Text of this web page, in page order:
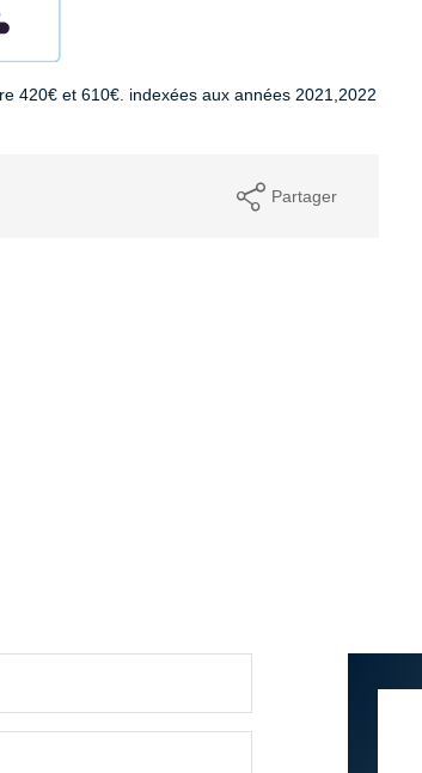
420€ et 610€. indexées aux années 2021,2022
Partager